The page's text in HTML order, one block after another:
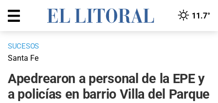
11.7°
SUCESOS
Santa Fe
Apedrearon a personal de la EPE y
a policías en barrio Villa del Parque